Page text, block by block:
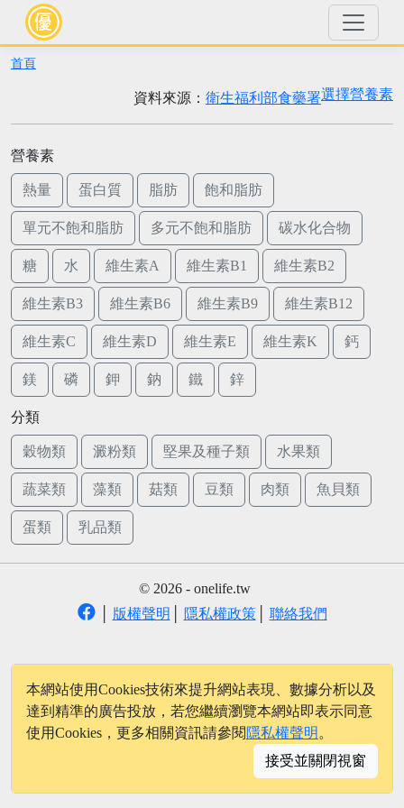
首頁
選擇營養素
資料來源： 衛生福利部食藥署
營養素
熱量 蛋白質 脂肪 飽和脂肪
單元不飽和脂肪 多元不飽和脂肪 碳水化合物
糖 水 維生素A 維生素B1 維生素B2
維生素B3 維生素B6 維生素B9 維生素B12
維生素C 維生素D 維生素E 維生素K 鈣
鎂 磷 鉀 鈉 鐵 鋅
分類
穀物類 澱粉類 堅果及種子類 水果類
蔬菜類 藻類 菇類 豆類 肉類 魚貝類
蛋類 乳品類
© 2026 - onelife.tw
版權聲明 隱私權政策│ 聯絡我們
本網站使用Cookies技術來提升網站表現、數據分析以及
達到精準的廣告投放，若您繼續瀏覽本網站即表示同意
使用Cookies，更多相關資訊請參閱 隱私權聲明 。
接受並關閉視窗